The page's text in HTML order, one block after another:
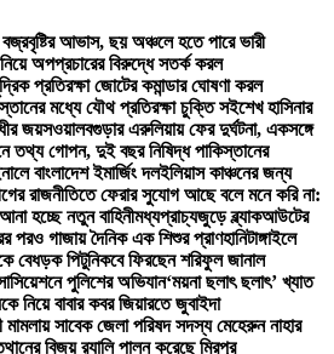
বজ্রবৃষ্টির আভাস, ছয় অঞ্চলে হতে পারে ভারী
অপপ্রচারের বিরুদ্ধে সতর্ক করল
প্রতিরক্ষা জোটের কমান্ডার ঘোষণা করল
মধ্যে যৌথ প্রতিরক্ষা চুক্তি সইশেখ হাসিনার
জয়সওয়ালবগুড়ার এরুলিয়ায় ফের দুর্ঘটনা, একসঙ্গে
তথ্য গোপন, দুই বছর নিষিদ্ধ পাকিস্তানের
বাংলাদেশ ইমার্জিং দলইলিয়াস কাঞ্চনের জন্য
রাজনীতিতে ফেরার সুযোগ আছে বলে মনে করি না:
হচ্ছে নতুন বাহিনীমধ্যপ্রাচ্যজুড়ে ব্ল্যাকআউটের
পরও গাজায় দৈনিক এক শিশুর প্রাণহানিটাঙ্গাইলে
বেধড়ক পিটুনিকবে ফিরছেন শরিফুল জানাল
পুলিশের অভিযান‘ময়না ছলাৎ ছলাৎ’ খ্যাত
নিয়ে বাবার কবর জিয়ারতে জুবাইদা
মামলায় সাবেক জেলা পরিষদ সদস্য মেহেরুন নাহার
বিজয় র‍্যালি পালন করেছে মিরপুর